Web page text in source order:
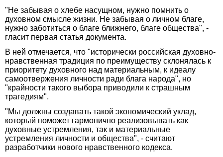
"Не забывая о хлебе насущном, нужно помнить о
духовном смысле жизни. Не забывая о личном благе,
нужно заботиться о благе ближнего, благе общества", -
гласит первая статья документа.
В ней отмечается, что "исторически российская духовно-
нравственная традиция по преимуществу склонялась к
приоритету духовного над материальным, к идеалу
самоотвержения личности ради блага народа", но
"крайности такого выбора приводили к страшным
трагедиям".
"Мы должны создавать такой экономический уклад,
который поможет гармонично реализовывать как
духовные устремления, так и материальные
устремления личности и общества", - считают
разработчики нового нравственного кодекса.